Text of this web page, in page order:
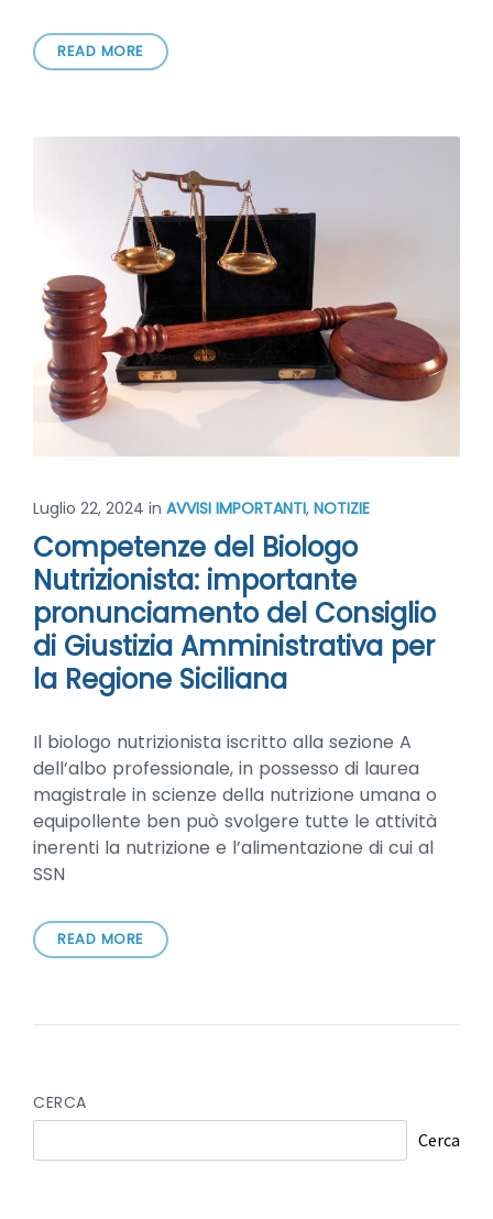
READ MORE
Luglio 22, 2024 in AVVISI IMPORTANTI, NOTIZIE
Competenze del Biologo
Nutrizionista: importante
pronunciamento del Consiglio
di Giustizia Amministrativa per
la Regione Siciliana
Il biologo nutrizionista iscritto alla sezione A
dell’albo professionale, in possesso di laurea
magistrale in scienze della nutrizione umana o
equipollente ben può svolgere tutte le attività
inerenti la nutrizione e l’alimentazione di cui al
SSN
READ MORE
CERCA
Cerca